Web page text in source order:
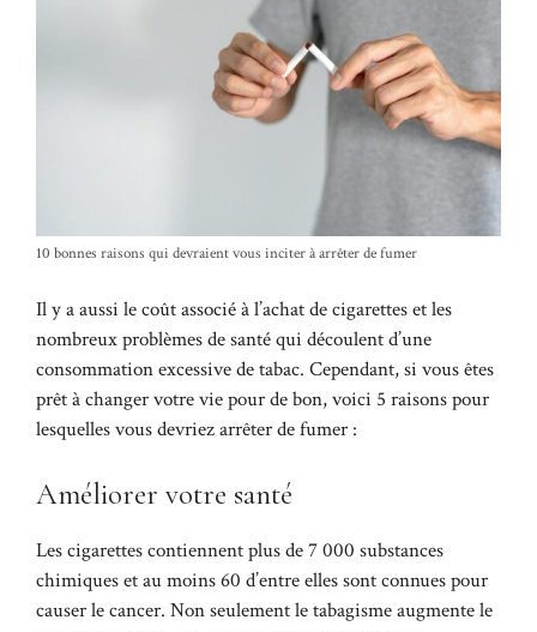
10 bonnes raisons qui devraient vous inciter à arrêter de fumer
Il y a aussi le coût associé à l’achat de cigarettes et les
nombreux problèmes de santé qui découlent d’une
consommation excessive de tabac. Cependant, si vous êtes
prêt à changer votre vie pour de bon, voici 5 raisons pour
lesquelles vous devriez arrêter de fumer :
Améliorer votre santé
Les cigarettes contiennent plus de 7 000 substances
chimiques et au moins 60 d’entre elles sont connues pour
causer le cancer. Non seulement le tabagisme augmente le